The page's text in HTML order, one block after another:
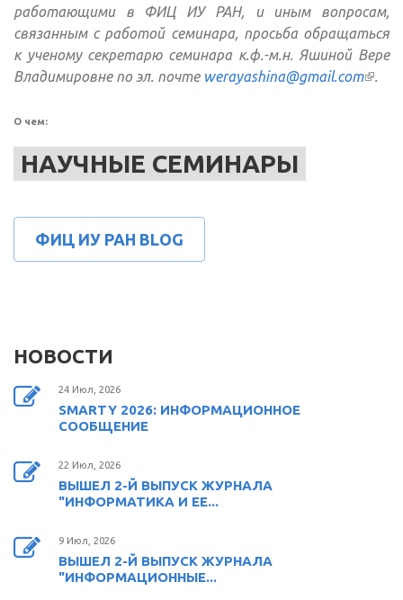
работающими в ФИЦ ИУ РАН, и иным вопросам,
связанным с работой семинара, просьба обращаться
к ученому секретарю семинара к.ф.-м.н. Яшиной Вере
Владимировне по эл. почте werayashina@gmail.com .
О чем:
НАУЧНЫЕ СЕМИНАРЫ
ФИЦ ИУ РАН BLOG
НОВОСТИ
24 Июл, 2026
SMARTY 2026: ИНФОРМАЦИОННОЕ
СООБЩЕНИЕ
22 Июл, 2026
ВЫШЕЛ 2-Й ВЫПУСК ЖУРНАЛА
"ИНФОРМАТИКА И ЕЕ...
9 Июл, 2026
ВЫШЕЛ 2-Й ВЫПУСК ЖУРНАЛА
"ИНФОРМАЦИОННЫЕ...